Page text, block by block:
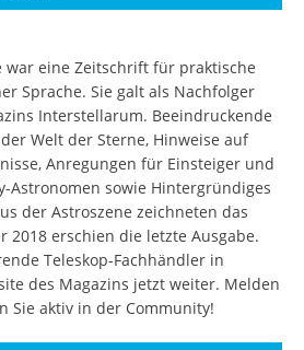
war eine Zeitschrift für praktische
Sprache. Sie galt als Nachfolger
Interstellarum. Beeindruckende
Welt der Sterne, Hinweise auf
Anregungen für Einsteiger und
Astronomen sowie Hintergründiges
der Astroszene zeichneten das
2018 erschien die letzte Ausgabe.
Teleskop-Fachhändler in
des Magazins jetzt weiter. Melden
Sie aktiv in der Community!